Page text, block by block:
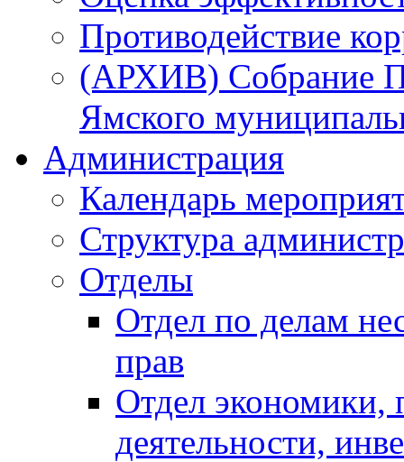
Противодействие
(АРХИВ) Собрание
Ямского
Администрация
Календарь
Структура
Отделы
Отдел по делам
прав
Отдел экономики,
деятельности,